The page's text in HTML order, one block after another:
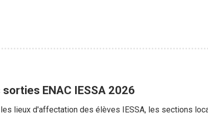
ENAC IESSA 2026
lieux d'affectation des élèves IESSA, les sections